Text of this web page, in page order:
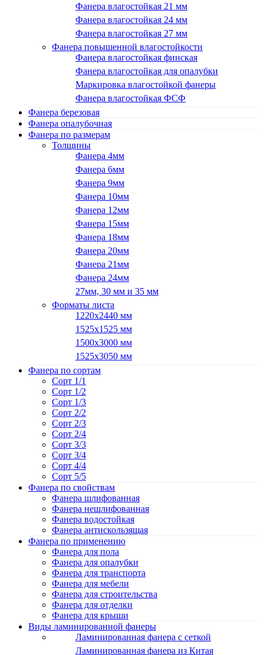
Фанера влагостойкая 21 мм
Фанера влагостойкая 24 мм
Фанера влагостойкая 27 мм
Фанера повышенной влагостойкости
Фанера влагостойкая финская
Фанера влагостойкая для опалубки
Маркировка влагостойкой фанеры
Фанера влагостойкая ФСФ
Фанера березовая
Фанера опалубочная
Фанера по размерам
Толщины
Фанера 4мм
Фанера 6мм
Фанера 9мм
Фанера 10мм
Фанера 12мм
Фанера 15мм
Фанера 18мм
Фанера 20мм
Фанера 21мм
Фанера 24мм
27мм, 30 мм и 35 мм
Форматы листа
1220х2440 мм
1525х1525 мм
1500х3000 мм
1525х3050 мм
Фанера по сортам
Сорт 1/1
Сорт 1/2
Сорт 1/3
Сорт 2/2
Сорт 2/3
Сорт 2/4
Сорт 3/3
Сорт 3/4
Сорт 4/4
Сорт 5/5
Фанера по свойствам
Фанера шлифованная
Фанера нешлифованная
Фанера водостойкая
Фанера антискользящая
Фанера по применению
Фанера для пола
Фанера для опалубки
Фанера для транспорта
Фанера для мебели
Фанера для строительства
Фанера для отделки
Фанера для крыши
Виды ламинированной фанеры
Ламинированная фанера с сеткой
Ламинированная фанера из Китая